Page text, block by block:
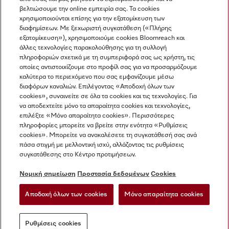
Η εταιρεία μας
Όροι και Προϋποθέσεις
Προστασία δεδομένων
Όροι Χρήσης
Δήλωση Προσβασιμότητας
Νόμος για τις ψηφιακές υπηρεσίες
Ρυθμίσεις cookies
Miele στο Instagram
Miele στο Facebook
Miele στο Youtube
βελτιώσουμε την online εμπειρία σας. Τα cookies
χρησιμοποιούνται επίσης για την εξατομίκευση των
διαφημίσεων. Με ξεχωριστή συγκατάθεση («Πλήρης
εξατομίκευση»), χρησιμοποιούμε cookies Bloomreach και
άλλες τεχνολογίες παρακολούθησης για τη συλλογή
πληροφοριών σχετικά με τη συμπεριφορά σας ως χρήστη, τις
οποίες αντιστοιχίζουμε στο προφίλ σας για να προσαρμόζουμε
καλύτερα το περιεχόμενο που σας εμφανίζουμε μέσω
διαφόρων καναλιών. Επιλέγοντας «Αποδοχή όλων των
cookies», συναινείτε σε όλα τα cookies και τις τεχνολογίες. Για
να αποδεχτείτε μόνο τα απαραίτητα cookies και τεχνολογίες,
επιλέξτε «Μόνο απαραίτητα cookies». Περισσότερες
πληροφορίες μπορείτε να βρείτε στην ενότητα «Ρυθμίσεις
cookies». Μπορείτε να ανακαλέσετε τη συγκατάθεσή σας ανά
πάσα στιγμή με μελλοντική ισχύ, αλλάζοντας τις ρυθμίσεις
συγκατάθεσης στο Κέντρο προτιμήσεων.
Νομική σημείωση Προστασία δεδομένων Cookies
Αποδοχή όλων των cookies Μόνο απαραίτητα cookies
Ρυθμίσεις cookies